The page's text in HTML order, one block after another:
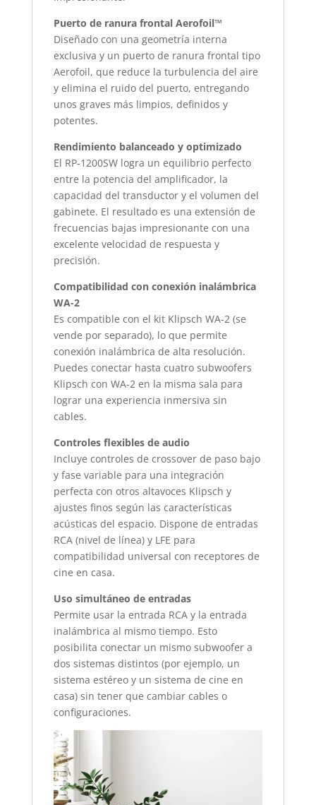
Puerto de ranura frontal Aerofoil™
Diseñado con una geometría interna
exclusiva y un puerto de ranura frontal tipo
Aerofoil, que reduce la turbulencia del aire
y elimina el ruido del puerto, entregando
unos graves más limpios, definidos y
potentes.
Rendimiento balanceado y optimizado
El RP-1200SW logra un equilibrio perfecto
entre la potencia del amplificador, la
capacidad del transductor y el volumen del
gabinete. El resultado es una extensión de
frecuencias bajas impresionante con una
excelente velocidad de respuesta y
precisión.
Compatibilidad con conexión inalámbrica
WA-2
Es compatible con el kit Klipsch WA-2 (se
vende por separado), lo que permite
conexión inalámbrica de alta resolución.
Puedes conectar hasta cuatro subwoofers
Klipsch con WA-2 en la misma sala para
lograr una experiencia inmersiva sin
cables.
Controles flexibles de audio
Incluye controles de crossover de paso bajo
y fase variable para una integración
perfecta con otros altavoces Klipsch y
ajustes finos según las características
acústicas del espacio. Dispone de entradas
RCA (nivel de línea) y LFE para
compatibilidad universal con receptores de
cine en casa.
Uso simultáneo de entradas
Permite usar la entrada RCA y la entrada
inalámbrica al mismo tiempo. Esto
posibilita conectar un mismo subwoofer a
dos sistemas distintos (por ejemplo, un
sistema estéreo y un sistema de cine en
casa) sin tener que cambiar cables o
configuraciones.